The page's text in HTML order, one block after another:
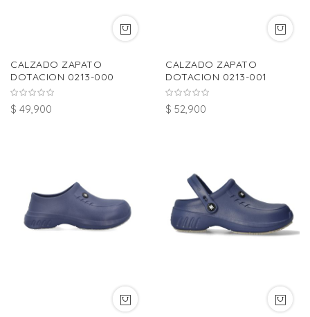
CALZADO ZAPATO
DOTACION 0213-000
$ 49,900
CALZADO ZAPATO
DOTACION 0213-001
$ 52,900